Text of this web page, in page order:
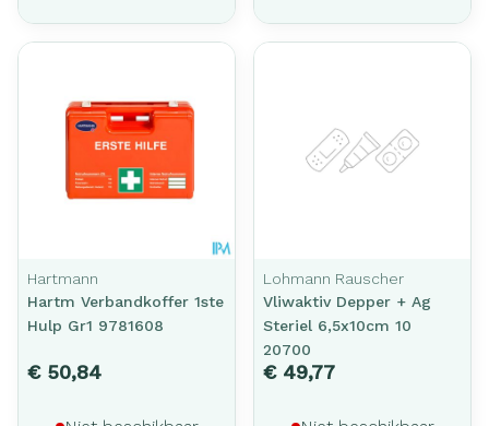
Hartmann
Hartm Verbandkoffer 1ste
Hulp Gr1 9781608
€ 50,84
Lohmann Rauscher
Vliwaktiv Depper + Ag
Steriel 6,5x10cm 10
20700
€ 49,77